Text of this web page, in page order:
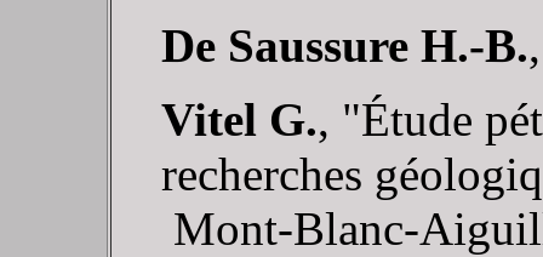
De Saussure H.-B.
Vitel G., "Étude
recherches
Mont-Blanc-